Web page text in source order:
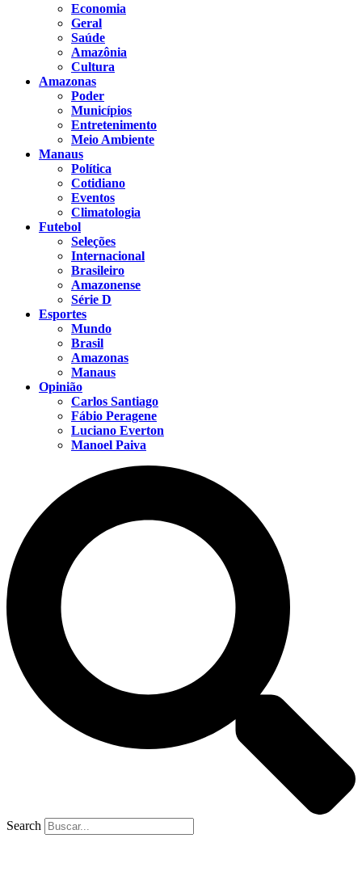
Economia
Geral
Saúde
Amazônia
Cultura
Amazonas
Poder
Municípios
Entretenimento
Meio Ambiente
Manaus
Política
Cotidiano
Eventos
Climatologia
Futebol
Seleções
Internacional
Brasileiro
Amazonense
Série D
Esportes
Mundo
Brasil
Amazonas
Manaus
Opinião
Carlos Santiago
Fábio Peragene
Luciano Everton
Manoel Paiva
Search